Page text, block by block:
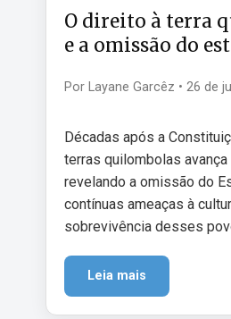
O direito à terra
e a omissão do
Por Layane Garcêz • 26 de
Décadas após a
terras quilombolas avança
revelando a omissão do
contínuas ameaças à
sobrevivência desses
Leia mais